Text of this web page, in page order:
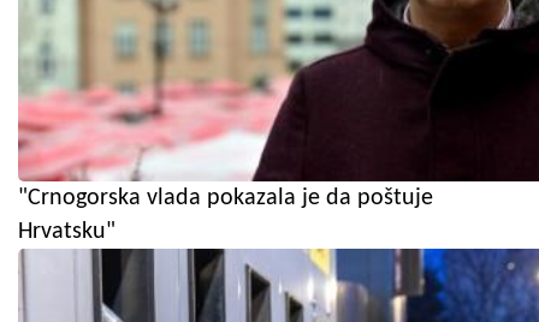
"Crnogorska vlada pokazala je da poštuje
Hrvatsku"